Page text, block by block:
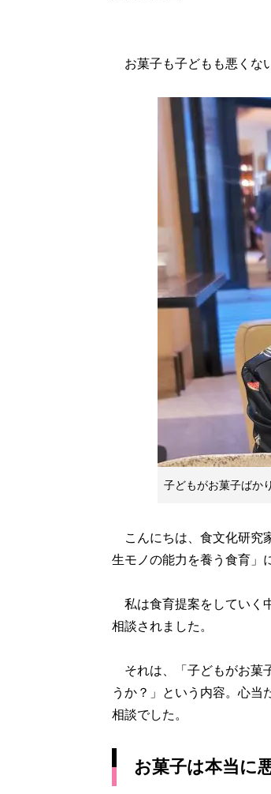
お菓子も子どもも悪くな
子どもがお菓子ばか
こんにちは、食文化研究
生モノの能力を養う食育」
私は食育提案をしていく
相談されました。
それは、「子どもがお菓
うか？」という内容。心当
相談でした。
お菓子は本当に